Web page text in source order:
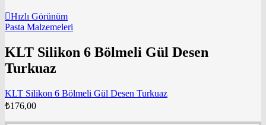
Hızlı Görünüm
Pasta Malzemeleri
KLT Silikon 6 Bölmeli Gül Desen
Turkuaz
KLT Silikon 6 Bölmeli Gül Desen Turkuaz
₺176,00